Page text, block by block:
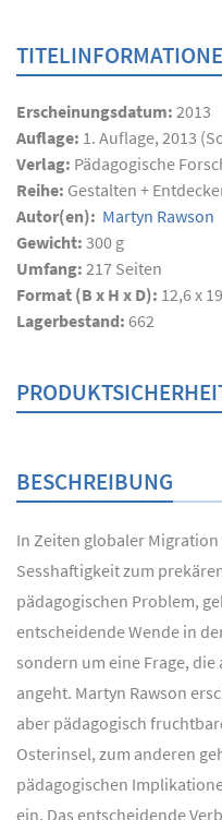
Erscheinungsdatum: 2013
Auflage: 1. Auflage, 2013
Verlag: Pädagogische
Reihe: Gestalten +
Autor(en): Martyn Rawson
Gewicht: 300 g
Umfang: 217 Seiten
Format (B x H x D): 12,6 x
Lagerbestand: 662
BESCHREIBUNG
In Zeiten globaler
Sesshaftigkeit zum
pädagogischen Problem,
entscheidende Wende in
sondern um eine Frage,
angeht. Martyn Rawson
aber pädagogisch
Osterinsel, zum anderen
pädagogischen
ein. Das entscheidende